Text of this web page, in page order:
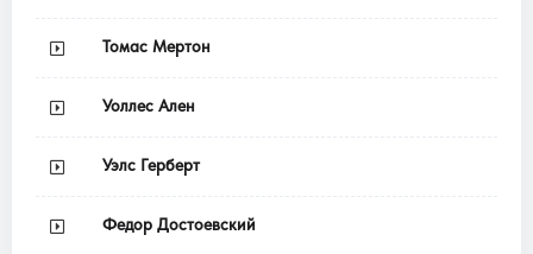
Томас Мертон
Уоллес Ален
Уэлс Герберт
Федор Достоевский